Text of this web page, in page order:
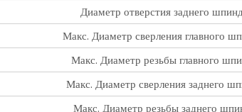
Диаметр отверстия заднего
Макс. Диаметр сверления главного
Макс. Диаметр резьбы главного
Макс. Диаметр сверления заднего
Макс. Диаметр резьбы заднего